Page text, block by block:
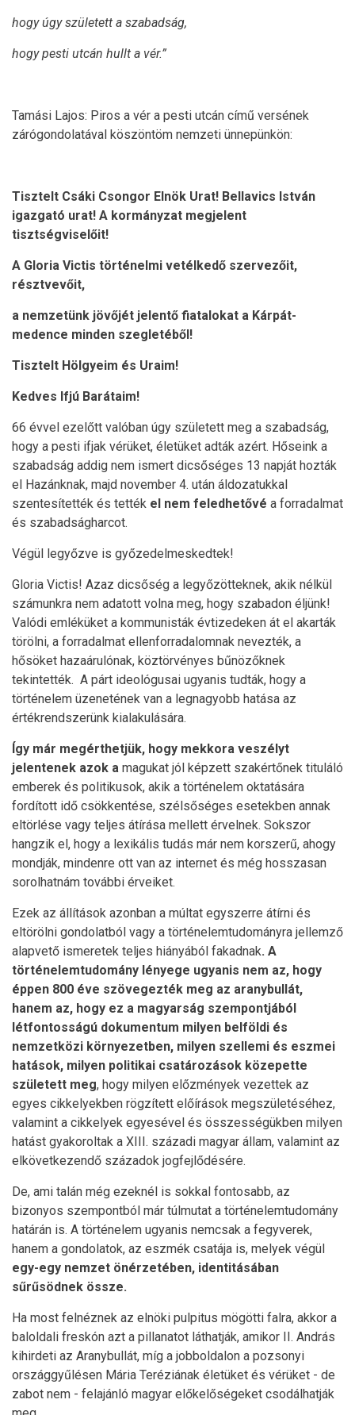
hogy úgy született a szabadság,
hogy pesti utcán hullt a vér.”
Tamási Lajos: Piros a vér a pesti utcán című versének
zárógondolatával köszöntöm nemzeti ünnepünkön:
Tisztelt Csáki Csongor Elnök Urat! Bellavics István
igazgató urat! A kormányzat megjelent
tisztségviselőit!
A Gloria Victis történelmi vetélkedő szervezőit,
résztvevőit,
a nemzetünk jövőjét jelentő fiatalokat a Kárpát-
medence minden szegletéből!
Tisztelt Hölgyeim és Uraim!
Kedves Ifjú Barátaim!
66 évvel ezelőtt valóban úgy született meg a szabadság,
hogy a pesti ifjak vérüket, életüket adták azért. Hőseink a
szabadság addig nem ismert dicsőséges 13 napját hozták
el Hazánknak, majd november 4. után áldozatukkal
szentesítették és tették el nem feledhetővé a forradalmat
és szabadságharcot.
Végül legyőzve is győzedelmeskedtek!
Gloria Victis! Azaz dicsőség a legyőzötteknek, akik nélkül
számunkra nem adatott volna meg, hogy szabadon éljünk!
Valódi emléküket a kommunisták évtizedeken át el akarták
törölni, a forradalmat ellenforradalomnak nevezték, a
hősöket hazaárulónak, köztörvényes bűnözőknek
tekintették. A párt ideológusai ugyanis tudták, hogy a
történelem üzenetének van a legnagyobb hatása az
értékrendszerünk kialakulására.
Így már megérthetjük, hogy mekkora veszélyt
jelentenek azok a magukat jól képzett szakértőnek tituláló
emberek és politikusok, akik a történelem oktatására
fordított idő csökkentése, szélsőséges esetekben annak
eltörlése vagy teljes átírása mellett érvelnek. Sokszor
hangzik el, hogy a lexikális tudás már nem korszerű, ahogy
mondják, mindenre ott van az internet és még hosszasan
sorolhatnám további érveiket.
Ezek az állítások azonban a múltat egyszerre átírni és
eltörölni gondolatból vagy a történelemtudományra jellemző
alapvető ismeretek teljes hiányából fakadnak. A
történelemtudomány lényege ugyanis nem az, hogy
éppen 800 éve szövegezték meg az aranybullát,
hanem az, hogy ez a magyarság szempontjából
létfontosságú dokumentum milyen belföldi és
nemzetközi környezetben, milyen szellemi és eszmei
hatások, milyen politikai csatározások közepette
született meg, hogy milyen előzmények vezettek az
egyes cikkelyekben rögzített előírások megszületéséhez,
valamint a cikkelyek egyesével és összességükben milyen
hatást gyakoroltak a XIII. századi magyar állam, valamint az
elkövetkezendő századok jogfejlődésére.
De, ami talán még ezeknél is sokkal fontosabb, az
bizonyos szempontból már túlmutat a történelemtudomány
határán is. A történelem ugyanis nemcsak a fegyverek,
hanem a gondolatok, az eszmék csatája is, melyek végül
egy-egy nemzet önérzetében, identitásában
sűrűsödnek össze.
Ha most felnéznek az elnöki pulpitus mögötti falra, akkor a
baloldali freskón azt a pillanatot láthatják, amikor II. András
kihirdeti az Aranybullát, míg a jobboldalon a pozsonyi
országgyűlésen Mária Teréziának életüket és vérüket - de
zabot nem - felajánló magyar előkelőségeket csodálhatják